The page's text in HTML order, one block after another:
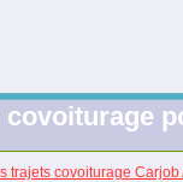
trajets covoiturage